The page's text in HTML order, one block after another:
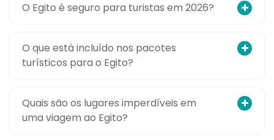
O Egito é seguro para turistas em 2026?
O que está incluído nos pacotes
turísticos para o Egito?
Quais são os lugares imperdíveis em
uma viagem ao Egito?